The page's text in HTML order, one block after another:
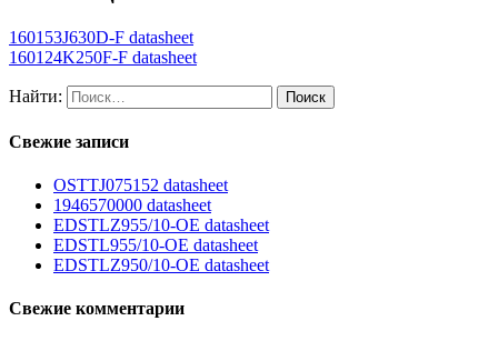
160153J630D-F datasheet
160124K250F-F datasheet
Найти:
Свежие записи
OSTTJ075152 datasheet
1946570000 datasheet
EDSTLZ955/10-OE datasheet
EDSTL955/10-OE datasheet
EDSTLZ950/10-OE datasheet
Свежие комментарии